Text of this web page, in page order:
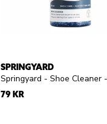
SPRINGYARD
79 KR